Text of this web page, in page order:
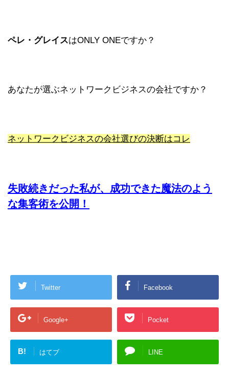
ペレ・グレイスはONLY ONEですか？
あなたが選ぶネットワークビジネスの会社ですか？
ネットワークビジネスの会社選びの決断はコレ
失敗続きだった私が、成功できた魔法のよう
な集客術を公開！
Twitter Facebook
Google+ Pocket
B! はてブ LINE